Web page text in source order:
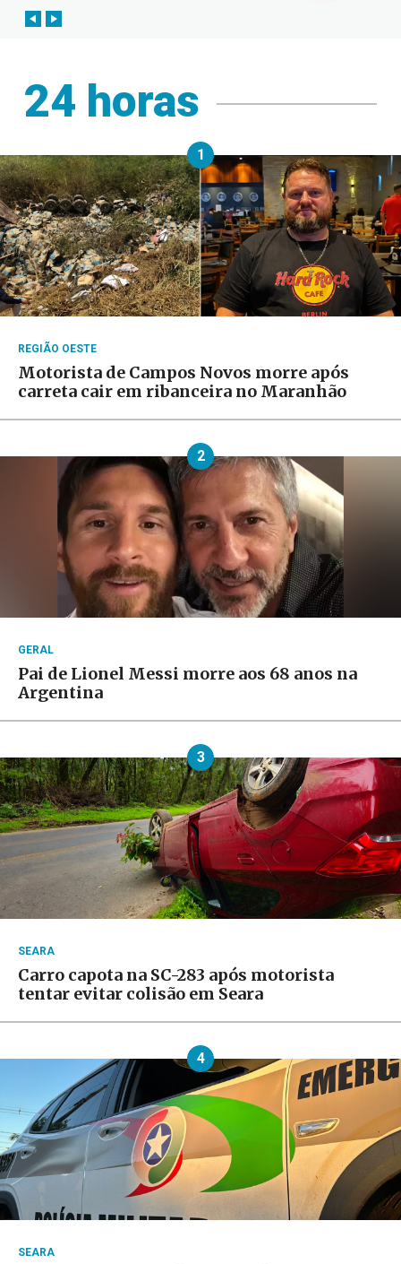
24 horas
1
REGIÃO OESTE
Motorista de Campos Novos morre após
carreta cair em ribanceira no Maranhão
2
GERAL
Pai de Lionel Messi morre aos 68 anos na
Argentina
3
SEARA
Carro capota na SC-283 após motorista
tentar evitar colisão em Seara
4
SEARA